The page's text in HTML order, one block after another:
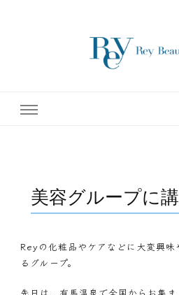
テ開設45年の実績を誇る本格エステだから
美容グループに
Reyの化粧品やケアなどに大変興
るグループ。